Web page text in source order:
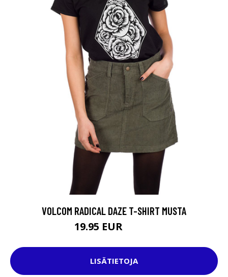
VOLCOM RADICAL DAZE T-SHIRT MUSTA
19.95 EUR
LISÄTIETOJA